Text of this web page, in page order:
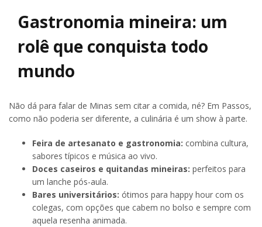
Gastronomia mineira: um
rolê que conquista todo
mundo
Não dá para falar de Minas sem citar a comida, né? Em Passos,
como não poderia ser diferente, a culinária é um show à parte.
Feira de artesanato e gastronomia: combina cultura,
sabores típicos e música ao vivo.
Doces caseiros e quitandas mineiras: perfeitos para
um lanche pós-aula.
Bares universitários: ótimos para happy hour com os
colegas, com opções que cabem no bolso e sempre com
aquela resenha animada.